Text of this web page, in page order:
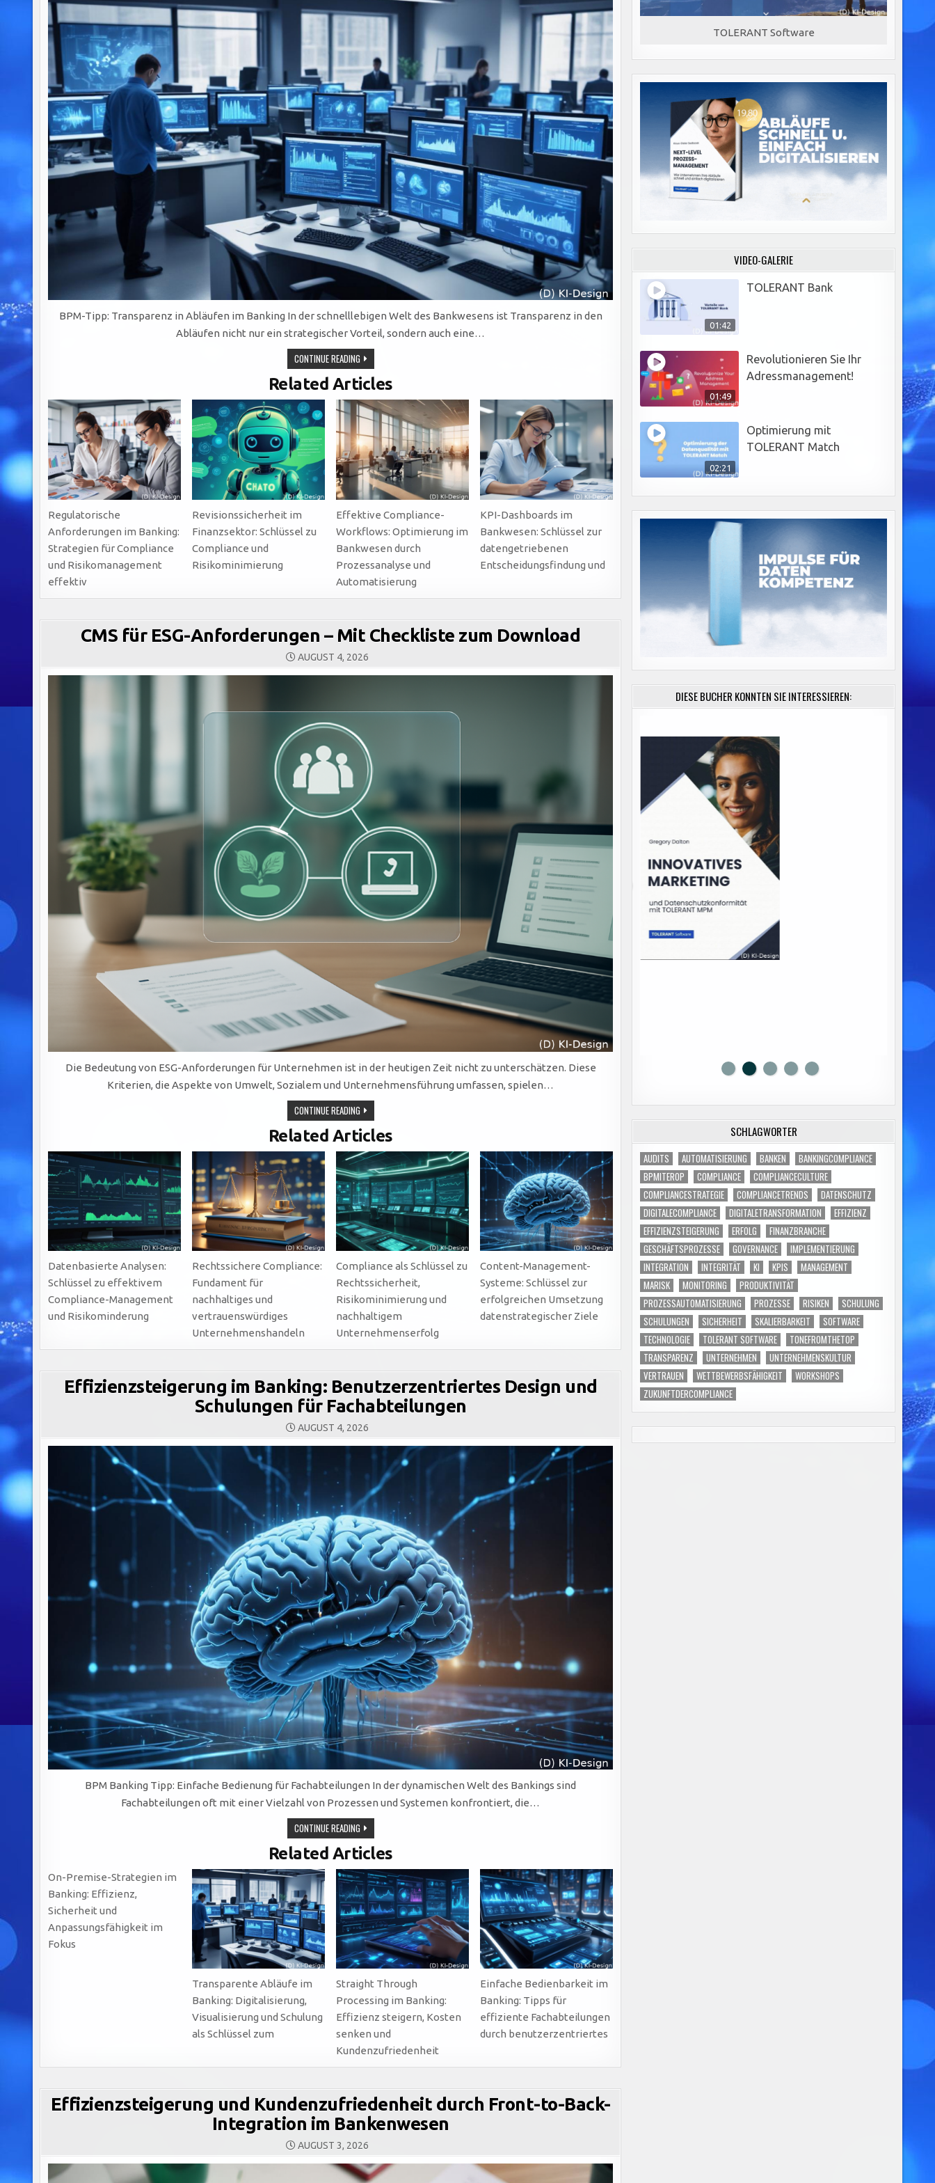
BPM-Tipp: Transparenz in Abläufen im Banking In der schnelllebigen Welt des Bankwesens ist Transparenz in den
Abläufen nicht nur ein strategischer Vorteil, sondern auch eine…
CONTINUE READINGTRANSPARENTE
ABLÄUFE
IM
BANKING:
DIGITALISIERUNG,
VISUALISIERUNG
UND
SCHULUNG
ALS
SCHLÜSSEL
ZUM
Related Articles
Regulatorische
Anforderungen im Banking:
Strategien für Compliance
und Risikomanagement
effektiv
Revisionssicherheit im
Finanzsektor: Schlüssel zu
Compliance und
Risikominimierung
Effektive Compliance-
Workflows: Optimierung im
Bankwesen durch
Prozessanalyse und
Automatisierung
KPI-Dashboards im
Bankwesen: Schlüssel zur
datengetriebenen
Entscheidungsfindung und
CMS für ESG-Anforderungen – Mit Checkliste zum Download
AUGUST 4, 2026
Die Bedeutung von ESG-Anforderungen für Unternehmen ist in der heutigen Zeit nicht zu unterschätzen. Diese
Kriterien, die Aspekte von Umwelt, Sozialem und Unternehmensführung umfassen, spielen…
CONTINUE READINGCMS
FÜR
ESG-
ANFORDERUNGEN
–
MIT
CHECKLISTE
ZUM
DOWNLOAD
Related Articles
Datenbasierte Analysen:
Schlüssel zu effektivem
Compliance-Management
und Risikominderung
Rechtssichere Compliance:
Fundament für
nachhaltiges und
vertrauenswürdiges
Unternehmenshandeln
Compliance als Schlüssel zu
Rechtssicherheit,
Risikominimierung und
nachhaltigem
Unternehmenserfolg
Content-Management-
Systeme: Schlüssel zur
erfolgreichen Umsetzung
datenstrategischer Ziele
Effizienzsteigerung im Banking: Benutzerzentriertes Design und
Schulungen für Fachabteilungen
AUGUST 4, 2026
BPM Banking Tipp: Einfache Bedienung für Fachabteilungen In der dynamischen Welt des Bankings sind
Fachabteilungen oft mit einer Vielzahl von Prozessen und Systemen konfrontiert, die…
CONTINUE READINGEFFIZIENZSTEIGERUNG
IM
BANKING:
BENUTZERZENTRIERTES
DESIGN
UND
SCHULUNGEN
FÜR
FACHABTEILUNGEN
Related Articles
On-Premise-Strategien im
Banking: Effizienz,
Sicherheit und
Anpassungsfähigkeit im
Fokus
Transparente Abläufe im
Banking: Digitalisierung,
Visualisierung und Schulung
als Schlüssel zum
Straight Through
Processing im Banking:
Effizienz steigern, Kosten
senken und
Kundenzufriedenheit
Einfache Bedienbarkeit im
Banking: Tipps für
effiziente Fachabteilungen
durch benutzerzentriertes
Effizienzsteigerung und Kundenzufriedenheit durch Front-to-Back-
Integration im Bankenwesen
AUGUST 3, 2026
TOLERANT Software
VIDEO-GALERIE
01:42
TOLERANT Bank
01:49
Revolutionieren Sie Ihr
Adressmanagement!
02:21
Optimierung mit
TOLERANT Match
DIESE BÜCHER KÖNNTEN SIE INTERESSIEREN:
SCHLAGWÖRTER
AUDITS AUTOMATISIERUNG BANKEN
BANKINGCOMPLIANCE
BPMITEROP
COMPLIANCE
COMPLIANCECULTURE
COMPLIANCESTRATEGIE
COMPLIANCETRENDS
DATENSCHUTZ
DIGITALECOMPLIANCE
DIGITALETRANSFORMATION
EFFIZIENZ
EFFIZIENZSTEIGERUNG
ERFOLG
FINANZBRANCHE
GESCHÄFTSPROZESSE
GOVERNANCE
IMPLEMENTIERUNG
INTEGRATION
INTEGRITÄT KI KPIS
MANAGEMENT
MARISK
MONITORING
PRODUKTIVITÄT
PROZESSAUTOMATISIERUNG
PROZESSE RISIKEN
SCHULUNG
SCHULUNGEN
SICHERHEIT SKALIERBARKEIT
SOFTWARE
TECHNOLOGIE
TOLERANT SOFTWARE
TONEFROMTHETOP
TRANSPARENZ
UNTERNEHMEN
UNTERNEHMENSKULTUR
VERTRAUEN
WETTBEWERBSFÄHIGKEIT
WORKSHOPS
ZUKUNFTDERCOMPLIANCE